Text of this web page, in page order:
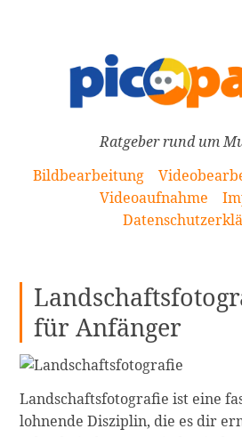
Ratgeber rund um
Bildbearbeitung
Videoaufnahme
für Anfänger
Landschaftsfotografie ist eine
lohnende Disziplin, die es dir